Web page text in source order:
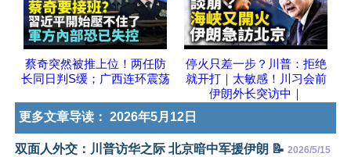
蔡奇突然被推上位！两任防
长同日判S缓；广西连环震荡
停火只差一步？川普：拒绝
就开打｜太敏感！川习会前
伊朗外长突访中｜
更多文章导读： 2026年5月12日
双面人外交：川普访华之际 北京暗中军援伊朗 📝 2026/5/15